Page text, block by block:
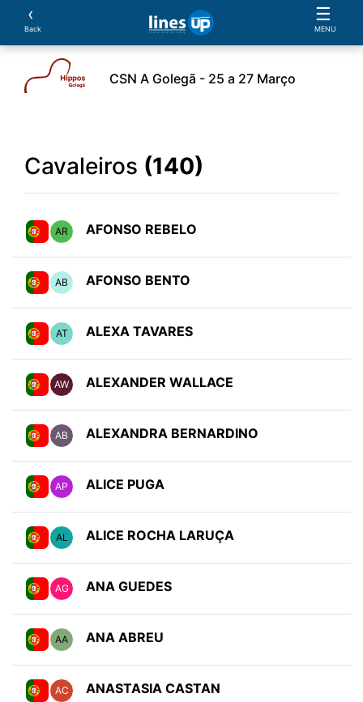
‹
Back
☰
MENU
CSN A Golegã - 25 a 27 Março
Cavaleiros (140)
AR AFONSO REBELO
AB AFONSO BENTO
AT ALEXA TAVARES
AW ALEXANDER WALLACE
AB ALEXANDRA BERNARDINO
AP ALICE PUGA
AL ALICE ROCHA LARUÇA
AG ANA GUEDES
AA ANA ABREU
AC ANASTASIA CASTAN